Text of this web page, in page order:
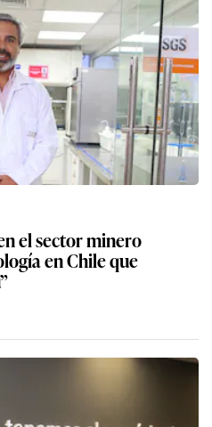
el sector minero
en Chile que